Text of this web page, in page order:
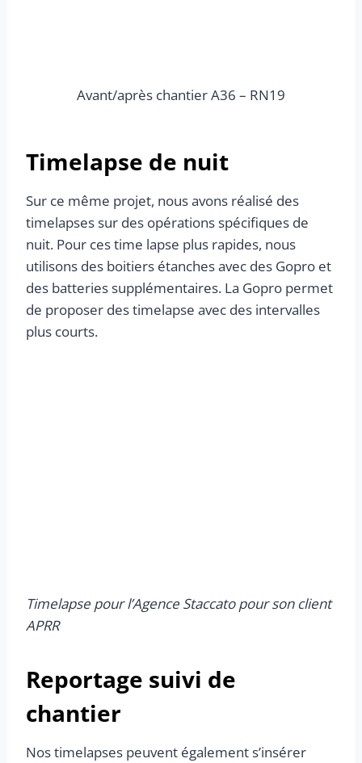
Avant/après chantier A36 – RN19
Timelapse de nuit
Sur ce même projet, nous avons réalisé des
timelapses sur des opérations spécifiques de
nuit. Pour ces time lapse plus rapides, nous
utilisons des boitiers étanches avec des Gopro et
des batteries supplémentaires. La Gopro permet
de proposer des timelapse avec des intervalles
plus courts.
Timelapse pour l’Agence Staccato pour son client
APRR
Reportage suivi de
chantier
Nos timelapses peuvent également s’insérer